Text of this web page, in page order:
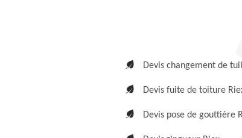
Devis changement de
Devis fuite de toiture
Devis pose de gouttière